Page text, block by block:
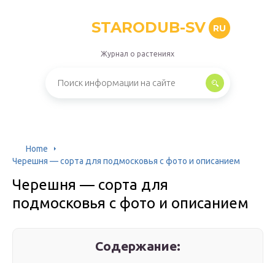
STARODUB-SV RU
Журнал о растениях
Home
Черешня — сорта для подмосковья с фото и описанием
Черешня — сорта для
подмосковья с фото и описанием
Содержание: